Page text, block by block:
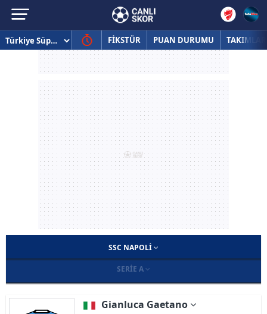
FİKSTÜR PUAN DURUMU TAKIMLAR
SSC NAPOLI
SERIE A
Gianluca Gaetano